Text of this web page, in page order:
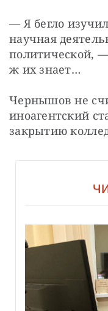
— Я бегло
научная
политической,
ж их знает…
Чернышов не
иноагентский
закрытию